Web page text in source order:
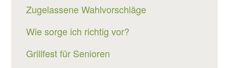
Zugelassene Wahlvorschläge
Wie sorge ich richtig vor?
Grillfest für Senioren